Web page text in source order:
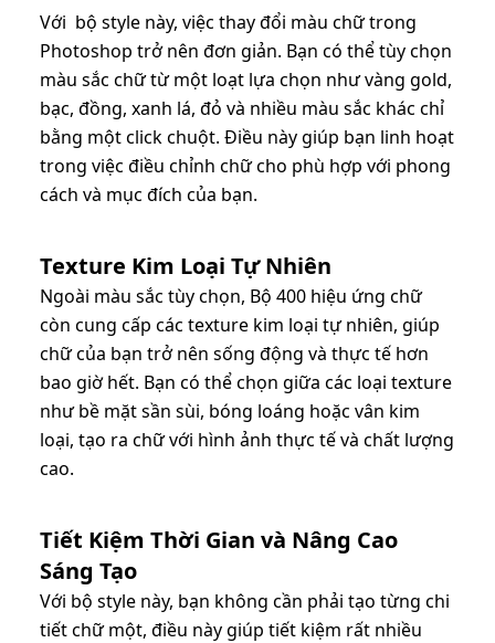
Với bộ style này, việc thay đổi màu chữ trong
Photoshop trở nên đơn giản. Bạn có thể tùy chọn
màu sắc chữ từ một loạt lựa chọn như vàng gold,
bạc, đồng, xanh lá, đỏ và nhiều màu sắc khác chỉ
bằng một click chuột. Điều này giúp bạn linh hoạt
trong việc điều chỉnh chữ cho phù hợp với phong
cách và mục đích của bạn.
Texture Kim Loại Tự Nhiên
Ngoài màu sắc tùy chọn, Bộ 400 hiệu ứng chữ
còn cung cấp các texture kim loại tự nhiên, giúp
chữ của bạn trở nên sống động và thực tế hơn
bao giờ hết. Bạn có thể chọn giữa các loại texture
như bề mặt sần sùi, bóng loáng hoặc vân kim
loại, tạo ra chữ với hình ảnh thực tế và chất lượng
cao.
Tiết Kiệm Thời Gian và Nâng Cao
Sáng Tạo
Với bộ style này, bạn không cần phải tạo từng chi
tiết chữ một, điều này giúp tiết kiệm rất nhiều